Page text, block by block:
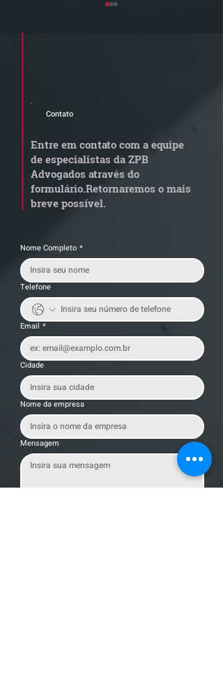
STJ admite
por penosidade e acende
alerta para
transportadoras
Contato
Entre em contato com a equipe
de especialistas da ZPB
Advogados através do
formulário.Retornaremos o mais
breve possível.
Nome Completo *
Telefone
Email *
Cidade
Nome da empresa
Mensagem